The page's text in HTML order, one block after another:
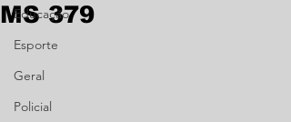
Educação
Esporte
Geral
Policial
MS 379